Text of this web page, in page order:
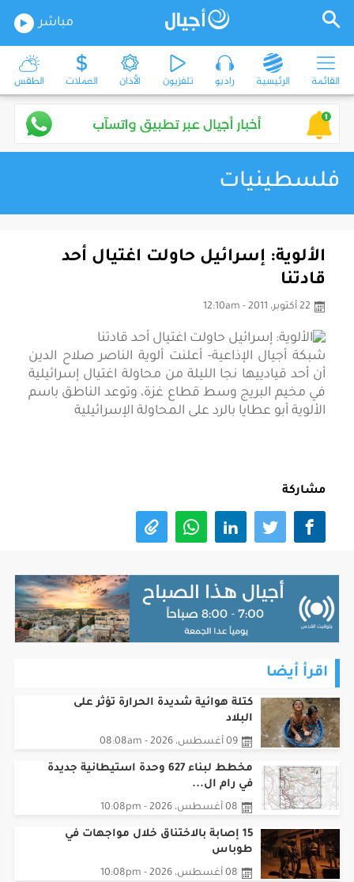
مباشر
القائمة الرئيسية راديو تلفزيون الأذان العملات الطقس
فلسطينيات
الألوية: إسرائيل حاولت اغتيال أحد
قادتنا
22 أكتوبر، 2011 - 12:10am
شبكة أجيال الإذاعية- أعلنت ألوية الناصر صلاح الدين
أن أحد قيادييها نجا الليلة من محاولة اغتيال إسرائيلية
في مخيم البريج وسط قطاع غزة، وتوعد الناطق باسم
الألوية أبو عطايا بالرد على المحاولة الإسرائيلية
مشاركة
البلاد
09 أغسطس، 2026 - 08:08am
في رام ال...
08 أغسطس، 2026 - 10:08pm
15 إصابة بالاختناق خلال مواجهات في
طوباس
08 أغسطس، 2026 - 10:08pm
مستوطنون يهاجمون قرى وبلدات شمال